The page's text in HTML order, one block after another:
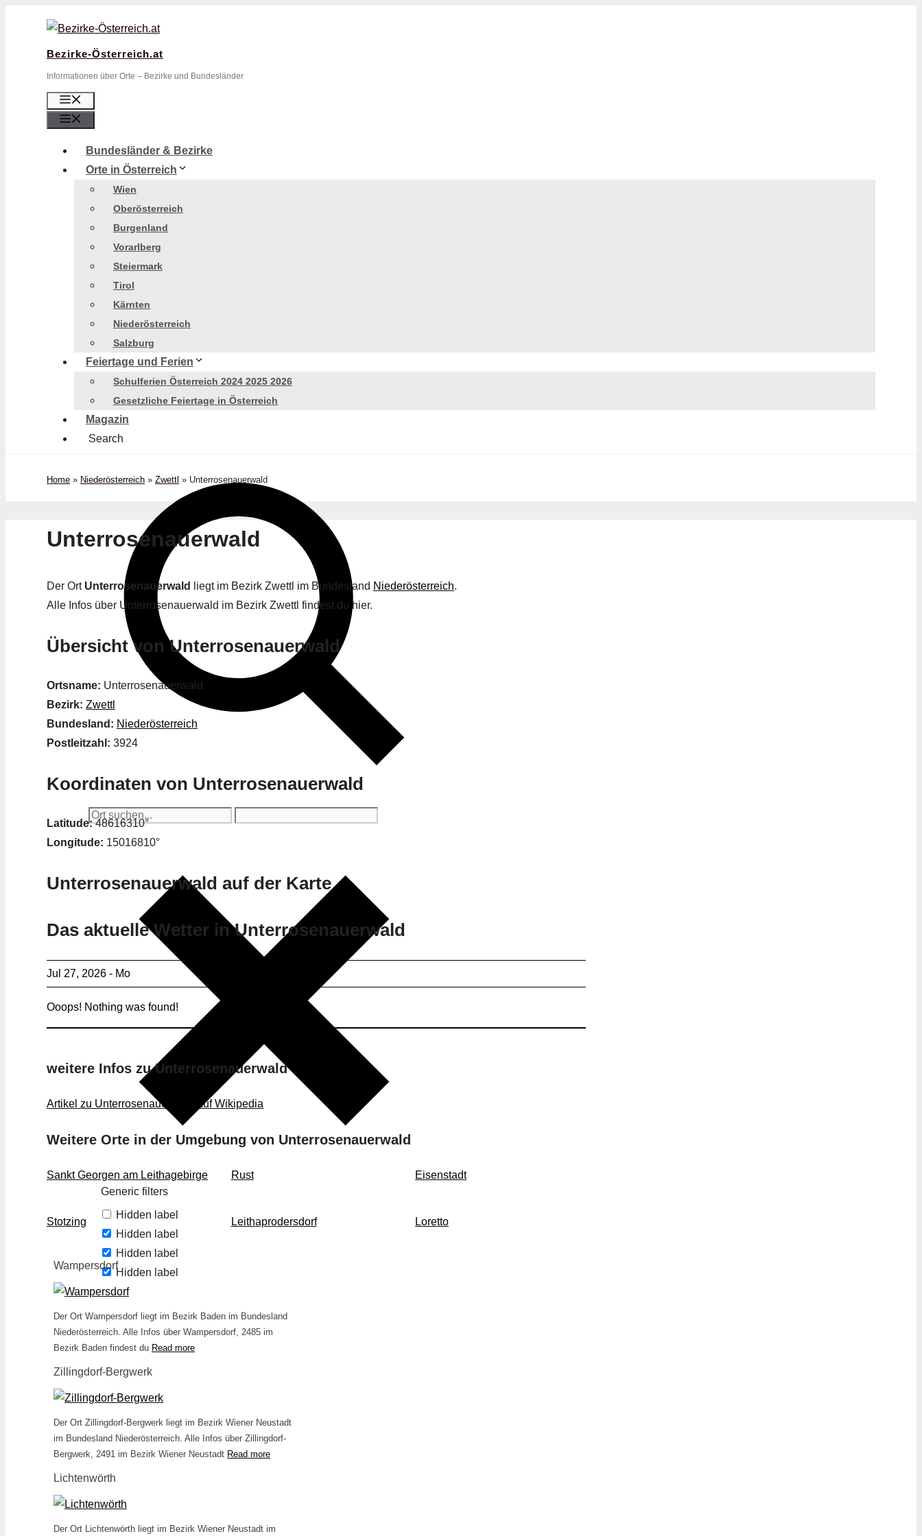
Bezirke-Österreich.at
Informationen über Orte – Bezirke und Bundesländer
Bundesländer & Bezirke
Orte in Österreich
Wien
Oberösterreich
Burgenland
Vorarlberg
Steiermark
Tirol
Kärnten
Niederösterreich
Salzburg
Feiertage und Ferien
Schulferien Österreich 2024 2025 2026
Gesetzliche Feiertage in Österreich
Magazin
Search
Generic filters
Hidden label
Hidden label
Hidden label
Hidden label
Home » Niederösterreich » Zwettl » Unterrosenauerwald
Unterrosenauerwald
Der Ort Unterrosenauerwald liegt im Bezirk Zwettl im Bundesland Niederösterreich.
Alle Infos über Unterrosenauerwald im Bezirk Zwettl findest du hier.
Übersicht von Unterrosenauerwald
Ortsname: Unterrosenauerwald
Bezirk: Zwettl
Bundesland: Niederösterreich
Postleitzahl: 3924
Koordinaten von Unterrosenauerwald
Latitude:48616310°
Longitude: 15016810°
Unterrosenauerwald auf der Karte
Das aktuelle Wetter in Unterrosenauerwald
Jul 27, 2026 - Mo
Ooops! Nothing was found!
weitere Infos zu Unterrosenauerwald
Artikel zu Unterrosenauerwald auf Wikipedia
Weitere Orte in der Umgebung von Unterrosenauerwald
Sankt Georgen am Leithagebirge Rust Eisenstadt
Stotzing Leithaprodersdorf Loretto
Wampersdorf
Der Ort Wampersdorf liegt im Bezirk Baden im Bundesland
Niederösterreich. Alle Infos über Wampersdorf, 2485 im
Bezirk Baden findest du Read more
Zillingdorf-Bergwerk
Der Ort Zillingdorf-Bergwerk liegt im Bezirk Wiener Neustadt
im Bundesland Niederösterreich. Alle Infos über Zillingdorf-
Bergwerk, 2491 im Bezirk Wiener Neustadt Read more
Lichtenwörth
Der Ort Lichtenwörth liegt im Bezirk Wiener Neustadt im